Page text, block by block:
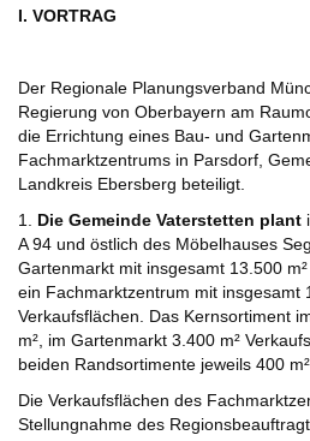
I. VORTRAG
Der Regionale Planungsverband
Regierung von Oberbayern am
die Errichtung eines Bau- und
Fachmarktzentrums in Parsdorf,
Landkreis Ebersberg beteiligt.
1. Die Gemeinde Vaterstetten plant
A 94 und östlich des Möbelhauses
Gartenmarkt mit insgesamt 13.500
ein Fachmarktzentrum mit insgesamt
Verkaufsflächen. Das Kernsortiment
m², im Gartenmarkt 3.400 m²
beiden Randsortimente jeweils 400
Die Verkaufsflächen des
Stellungnahme des